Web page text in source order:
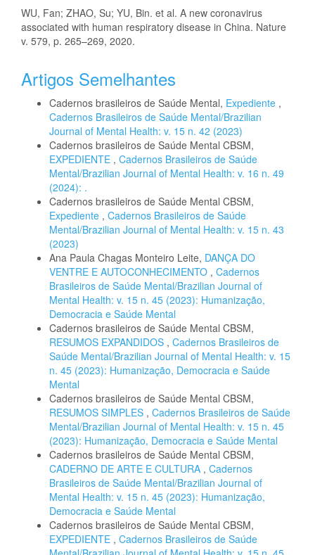
WU, Fan; ZHAO, Su; YU, Bin. et al. A new coronavirus
associated with human respiratory disease in China. Nature
v. 579, p. 265–269, 2020.
Artigos Semelhantes
Cadernos brasileiros de Saúde Mental, Expediente ,
Cadernos Brasileiros de Saúde Mental/Brazilian
Journal of Mental Health: v. 15 n. 42 (2023)
Cadernos brasileiros de Saúde Mental CBSM,
EXPEDIENTE , Cadernos Brasileiros de Saúde
Mental/Brazilian Journal of Mental Health: v. 16 n. 49
(2024): .
Cadernos brasileiros de Saúde Mental CBSM,
Expediente , Cadernos Brasileiros de Saúde
Mental/Brazilian Journal of Mental Health: v. 15 n. 43
(2023)
Ana Paula Chagas Monteiro Leite, DANÇA DO
VENTRE E AUTOCONHECIMENTO , Cadernos
Brasileiros de Saúde Mental/Brazilian Journal of
Mental Health: v. 15 n. 45 (2023): Humanização,
Democracia e Saúde Mental
Cadernos brasileiros de Saúde Mental CBSM,
RESUMOS EXPANDIDOS , Cadernos Brasileiros de
Saúde Mental/Brazilian Journal of Mental Health: v. 15
n. 45 (2023): Humanização, Democracia e Saúde
Mental
Cadernos brasileiros de Saúde Mental CBSM,
RESUMOS SIMPLES , Cadernos Brasileiros de Saúde
Mental/Brazilian Journal of Mental Health: v. 15 n. 45
(2023): Humanização, Democracia e Saúde Mental
Cadernos brasileiros de Saúde Mental CBSM,
CADERNO DE ARTE E CULTURA , Cadernos
Brasileiros de Saúde Mental/Brazilian Journal of
Mental Health: v. 15 n. 45 (2023): Humanização,
Democracia e Saúde Mental
Cadernos brasileiros de Saúde Mental CBSM,
EXPEDIENTE , Cadernos Brasileiros de Saúde